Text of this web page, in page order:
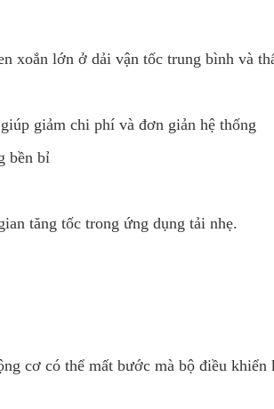
xoắn lớn ở dải vận tốc trung bình và
giảm chi phí và đơn giản hệ thống
bền bỉ
tăng tốc trong ứng dụng tải nhẹ.
cơ có thể mất bước mà bộ điều khiển